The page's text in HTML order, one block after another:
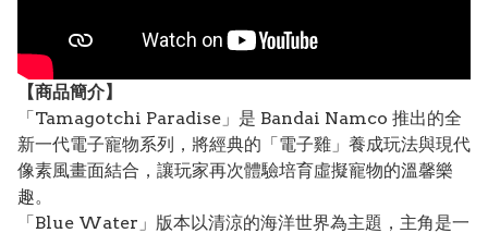
【商品簡介】
「Tamagotchi Paradise」是 Bandai Namco 推出的全
新一代電子寵物系列，將經典的「電子雞」養成玩法與現代
像素風畫面結合，讓玩家再次體驗培育虛擬寵物的溫馨樂
趣。
「Blue Water」版本以清涼的海洋世界為主題，主角是一